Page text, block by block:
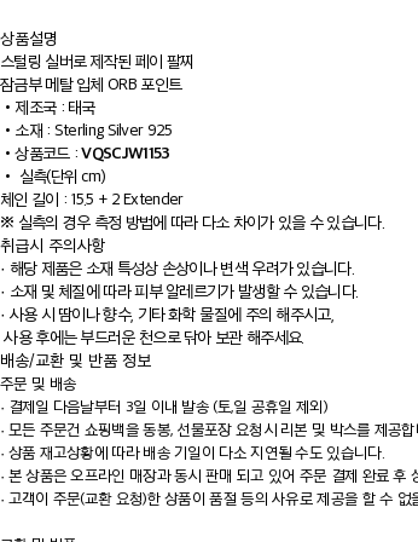
상품설명
스털링 실버로 제작된 페이 팔찌
잠금부 메탈 입체 ORB 포인트
• 제조국 : 태국
• 소재 : Sterling Silver 925
•상품코드 :VQSCJW1153
• 실측(단위 cm)
체인 길이 : 15.5 + 2 Extender
※ 실측의 경우 측정 방법에 따라 다소 차이가 있을 수 있습니다.
취급시 주의사항
· 해당 제품은 소재 특성상 손상이나 변색 우려가 있습니다.
· 소재 및 체질에 따라 피부 알레르기가 발생할 수 있습니다.
· 사용 시 땀이나 향수, 기타 화학 물질에 주의 해주시고,
사용 후에는 부드러운 천으로 닦아 보관 해주세요.
배송/교환 및 반품 정보
주문 및 배송
· 결제일 다음날부터 3일 이내 발송 (토,일 공휴일 제외)
· 모든 주문건 쇼핑백을 동봉, 선물포장 요청시 리본 및 박스를 제공합
· 상품 재고상황에 따라 배송 기일이 다소 지연될 수도 있습니다.
· 본 상품은 오프라인 매장과 동시 판매 되고 있어 주문 결제 완료
· 고객이 주문(교환 요청)한 상품이 품절 등의 사유로 제공을 할 수